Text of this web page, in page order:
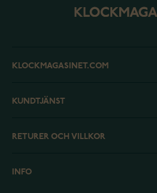
KLOCKMAGASINET.COM
KUNDTJÄNST
RETURER OCH VILLKOR
INFO